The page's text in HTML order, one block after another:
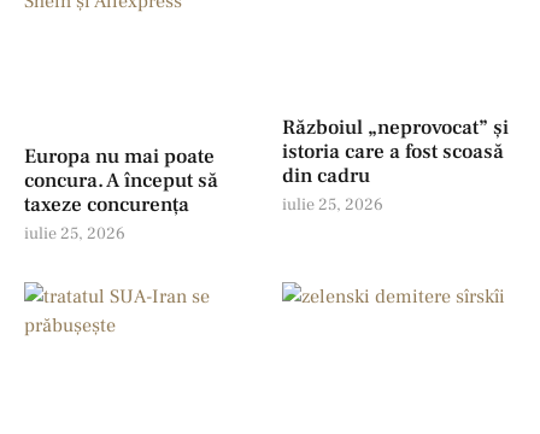
Europa nu mai poate
concura. A început să
taxeze concurența
iulie 25, 2026
Războiul „neprovocat” și
istoria care a fost scoasă
din cadru
iulie 25, 2026